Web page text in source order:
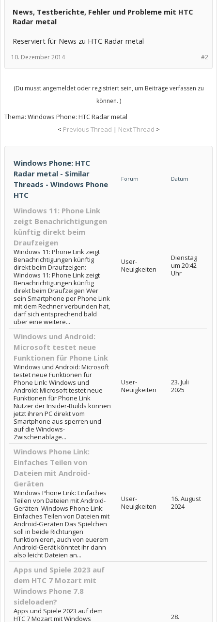
News, Testberichte, Fehler und Probleme mit HTC
Radar metal
Reserviert für News zu HTC Radar metal
#2
10. Dezember 2014
(Du musst angemeldet oder registriert sein, um Beiträge verfassen zu
können. )
Thema: Windows Phone: HTC Radar metal
< Previous Thread | Next Thread >
Windows Phone: HTC
Radar metal - Similar
Threads - Windows Phone
HTC
Forum Datum
Windows 11: Phone Link
zeigt Benachrichtigungen
künftig direkt beim
Draufzeigen
Windows 11: Phone Link zeigt
Benachrichtigungen künftig
direkt beim Draufzeigen:
Windows 11: Phone Link zeigt
Benachrichtigungen künftig
direkt beim Draufzeigen Wer
sein Smartphone per Phone Link
mit dem Rechner verbunden hat,
darf sich entsprechend bald
über eine weitere...
User-
Neuigkeiten
Dienstag
um 20:42
Uhr
Windows und Android:
Microsoft testet neue
Funktionen für Phone Link
Windows und Android: Microsoft
testet neue Funktionen für
Phone Link: Windows und
Android: Microsoft testet neue
Funktionen für Phone Link
Nutzer der Insider-Builds können
jetzt ihren PC direkt vom
Smartphone aus sperren und
auf die Windows-
Zwischenablage...
User-
Neuigkeiten
23. Juli
2025
Windows Phone Link:
Einfaches Teilen von
Dateien mit Android-
Geräten
Windows Phone Link: Einfaches
Teilen von Dateien mit Android-
Geräten: Windows Phone Link:
Einfaches Teilen von Dateien mit
Android-Geräten Das Spielchen
soll in beide Richtungen
funktionieren, auch von euerem
Android-Gerät könntet ihr dann
also leicht Dateien an...
User-
Neuigkeiten
16. August
2024
Apps und Spiele 2023 auf
dem HTC 7 Mozart mit
Windows Phone 7.8
sideloaden?
Apps und Spiele 2023 auf dem
HTC 7 Mozart mit Windows
28.